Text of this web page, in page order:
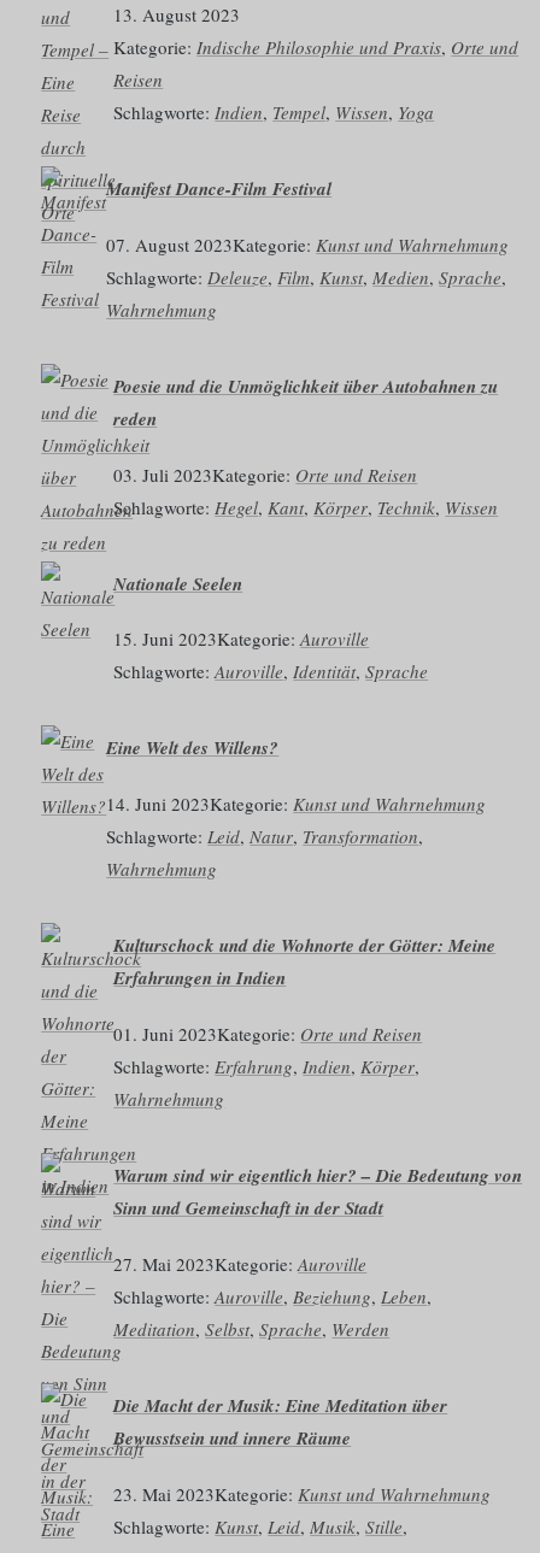
13. August 2023
Kategorie: Indische Philosophie und Praxis, Orte und
Reisen
Schlagworte: Indien, Tempel, Wissen, Yoga
Manifest Dance-Film Festival
07. August 2023Kategorie: Kunst und Wahrnehmung
Schlagworte: Deleuze, Film, Kunst, Medien, Sprache
Wahrnehmung
Poesie und die Unmöglichkeit über Autobahnen zu
reden
03. Juli 2023Kategorie: Orte und Reisen
Schlagworte: Hegel, Kant, Körper, Technik, Wissen
Nationale Seelen
15. Juni 2023Kategorie:Auroville
Schlagworte:Auroville, Identität, Sprache
Eine Welt des Willens?
14. Juni 2023Kategorie:Kunst und Wahrnehmung
Schlagworte:Leid, Natur, Transformation
Wahrnehmung
Kulturschock und die Wohnorte der Götter: Meine
Erfahrungen in Indien
01. Juni 2023Kategorie: Orte und Reisen
Schlagworte:Erfahrung, Indien, Körper
Wahrnehmung
Warum sind wir eigentlich hier? – Die Bedeutung von
Sinn und Gemeinschaft in der Stadt
27. Mai 2023Kategorie:Auroville
Schlagworte:Auroville, Beziehung, Leben
Meditation, Selbst, Sprache, Werden
Die Macht der Musik: Eine Meditation über
Bewusstsein und innere Räume
23. Mai 2023Kategorie: Kunst und Wahrnehmung
Schlagworte: Kunst, Leid, Musik, Stille